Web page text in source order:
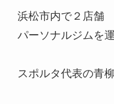
浜松市内で２店舗
パーソナルジムを
スポルタ代表の青柳